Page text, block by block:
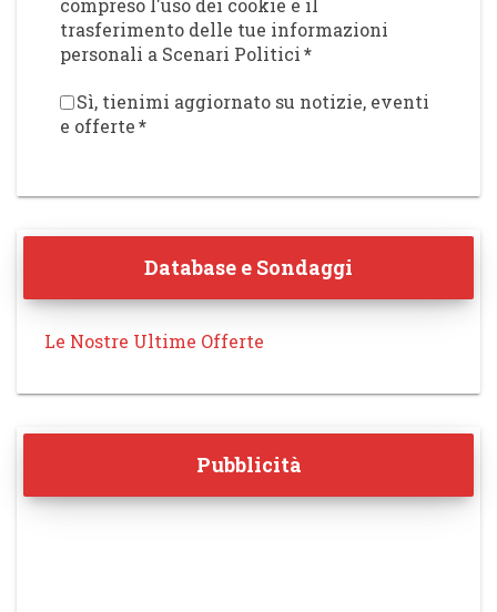
compreso l'uso dei cookie e il
trasferimento delle tue informazioni
personali a Scenari Politici*
Sì, tienimi aggiornato su notizie, eventi
e offerte*
Database e Sondaggi
Le Nostre Ultime Offerte
Pubblicità